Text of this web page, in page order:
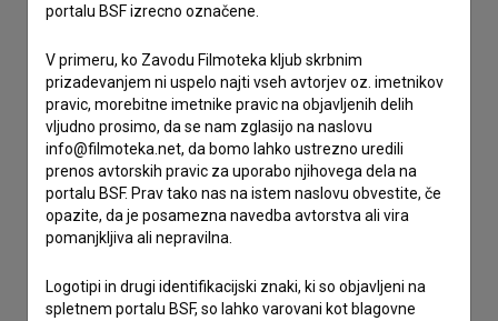
imam vprašanje
prijavljam napako
želim dodati podatke
drugo
portalu BSF izrecno označene.
V primeru, ko Zavodu Filmoteka kljub skrbnim
prizadevanjem ni uspelo najti vseh avtorjev oz. imetnikov
pravic, morebitne imetnike pravic na objavljenih delih
vljudno prosimo, da se nam zglasijo na naslovu
info@filmoteka.net, da bomo lahko ustrezno uredili
prenos avtorskih pravic za uporabo njihovega dela na
portalu BSF. Prav tako nas na istem naslovu obvestite, če
opazite, da je posamezna navedba avtorstva ali vira
pomanjkljiva ali nepravilna.
Logotipi in drugi identifikacijski znaki, ki so objavljeni na
spletnem portalu BSF, so lahko varovani kot blagovne